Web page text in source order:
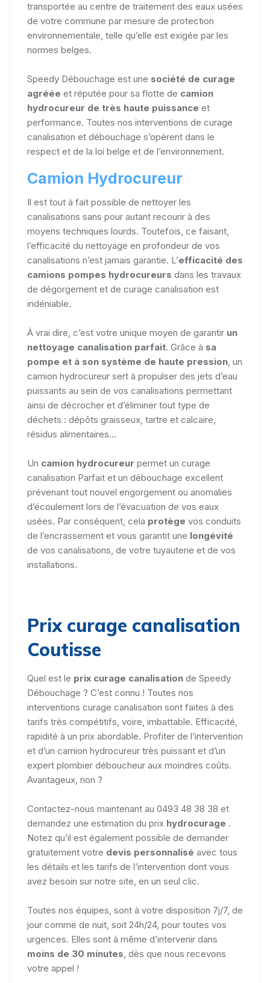
transportée au centre de traitement des eaux usées
de votre commune par mesure de protection
environnementale, telle qu’elle est exigée par les
normes belges.
Speedy Débouchage est une société de curage
agréée et réputée pour sa flotte de camion
hydrocureur de très haute puissance et
performance. Toutes nos interventions de curage
canalisation et débouchage s’opèrent dans le
respect et de la loi belge et de l’environnement.
Camion Hydrocureur
Il est tout à fait possible de nettoyer les
canalisations sans pour autant recourir à des
moyens techniques lourds. Toutefois, ce faisant,
l’efficacité du nettoyage en profondeur de vos
canalisations n’est jamais garantie. L’efficacité des
camions pompes hydrocureurs dans les travaux
de dégorgement et de curage canalisation est
indéniable.
À vrai dire, c’est votre unique moyen de garantir un
nettoyage canalisation parfait. Grâce à sa
pompe et à son système de haute pression, un
camion hydrocureur sert à propulser des jets d’eau
puissants au sein de vos canalisations permettant
ainsi de décrocher et d’éliminer tout type de
déchets : dépôts graisseux, tartre et calcaire,
résidus alimentaires...
Un camion hydrocureur permet un curage
canalisation Parfait et un débouchage excellent
prévenant tout nouvel engorgement ou anomalies
d’écoulement lors de l’évacuation de vos eaux
usées. Par conséquent, cela protège vos conduits
de l’encrassement et vous garantit une longévité
de vos canalisations, de votre tuyauterie et de vos
installations.
Prix curage canalisation
Coutisse
Quel est le prix curage canalisation de Speedy
Débouchage ? C’est connu ! Toutes nos
interventions curage canalisation sont faites à des
tarifs très compétitifs, voire, imbattable. Efficacité,
rapidité à un prix abordable. Profiter de l’intervention
et d’un camion hydrocureur très puissant et d’un
expert plombier déboucheur aux moindres coûts.
Avantageux, non ?
Contactez-nous maintenant au 0493 48 38 38 et
demandez une estimation du prix hydrocurage .
Notez qu’il est également possible de demander
gratuitement votre devis personnalisé avec tous
les détails et les tarifs de l’intervention dont vous
avez besoin sur notre site, en un seul clic.
Toutes nos équipes, sont à votre disposition 7j/7, de
jour comme de nuit, soit 24h/24, pour toutes vos
urgences. Elles sont à même d’intervenir dans
moins de 30 minutes, dès que nous recevons
votre appel !